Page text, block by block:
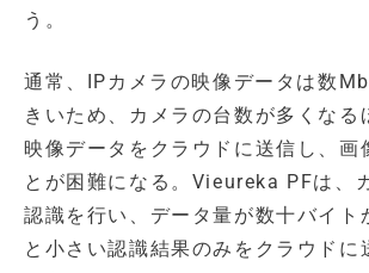
う。
通常、IPカメラの映像データは数
きいため、カメラの台数が多くなる
映像データをクラウドに送信し、画
とが困難になる。Vieureka PFは、
認識を行い、データ量が数十バイト
と小さい認識結果のみをクラウドに